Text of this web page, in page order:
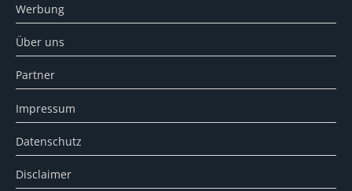
Werbung
Über uns
Partner
Impressum
Datenschutz
Disclaimer